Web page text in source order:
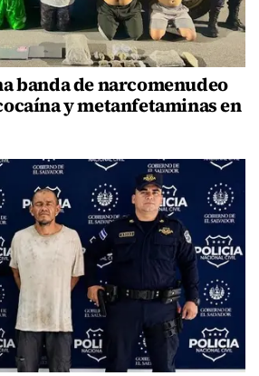
banda de narcomenudeo
y metanfetaminas en